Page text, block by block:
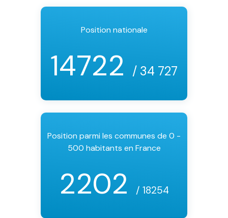
Position nationale
14722 / 34 727
Position parmi les communes de 0 -
500 habitants en France
2202 / 18254